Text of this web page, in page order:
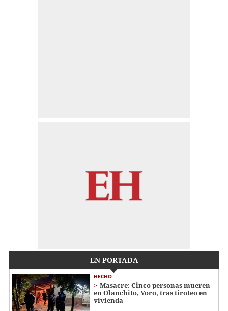
EN PORTADA
HECHO
Masacre: Cinco personas mueren
en Olanchito, Yoro, tras tiroteo en
vivienda